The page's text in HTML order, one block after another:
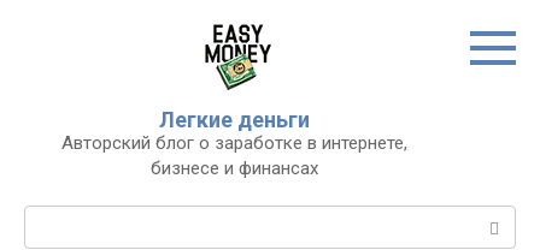
Легкие деньги
Авторский блог о заработке в интернете,
бизнесе и финансах
Поиск: